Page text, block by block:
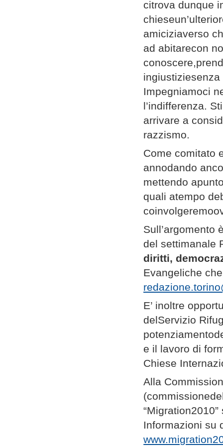
citrova dunque
amiciziaverso
ad abitarecon
Impegniamoci
l’indifferenza.
arrivare a
razzismo.
Come comitato
annodando
mettendo
quali atempo
Sull’argomento
del settimanale
diritti,
Evangeliche
E’ inoltre
delServizio
e il lavoro di
Chiese
Alla
Informazioni su